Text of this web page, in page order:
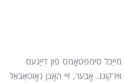
סימפּטאָמס פון דייַגעס
אָבער, זיי האָבן נאָוטאַבאַל